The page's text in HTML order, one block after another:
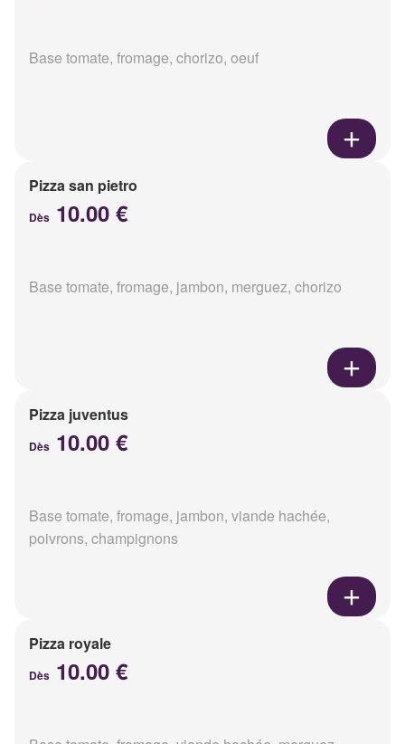
Base tomate, fromage, chorizo, oeuf
Pizza san pietro
Dès 10.00 €
Base tomate, fromage, jambon, merguez, chorizo
Pizza juventus
Dès 10.00 €
Base tomate, fromage, jambon, viande hachée,
poivrons, champignons
Pizza royale
Dès 10.00 €